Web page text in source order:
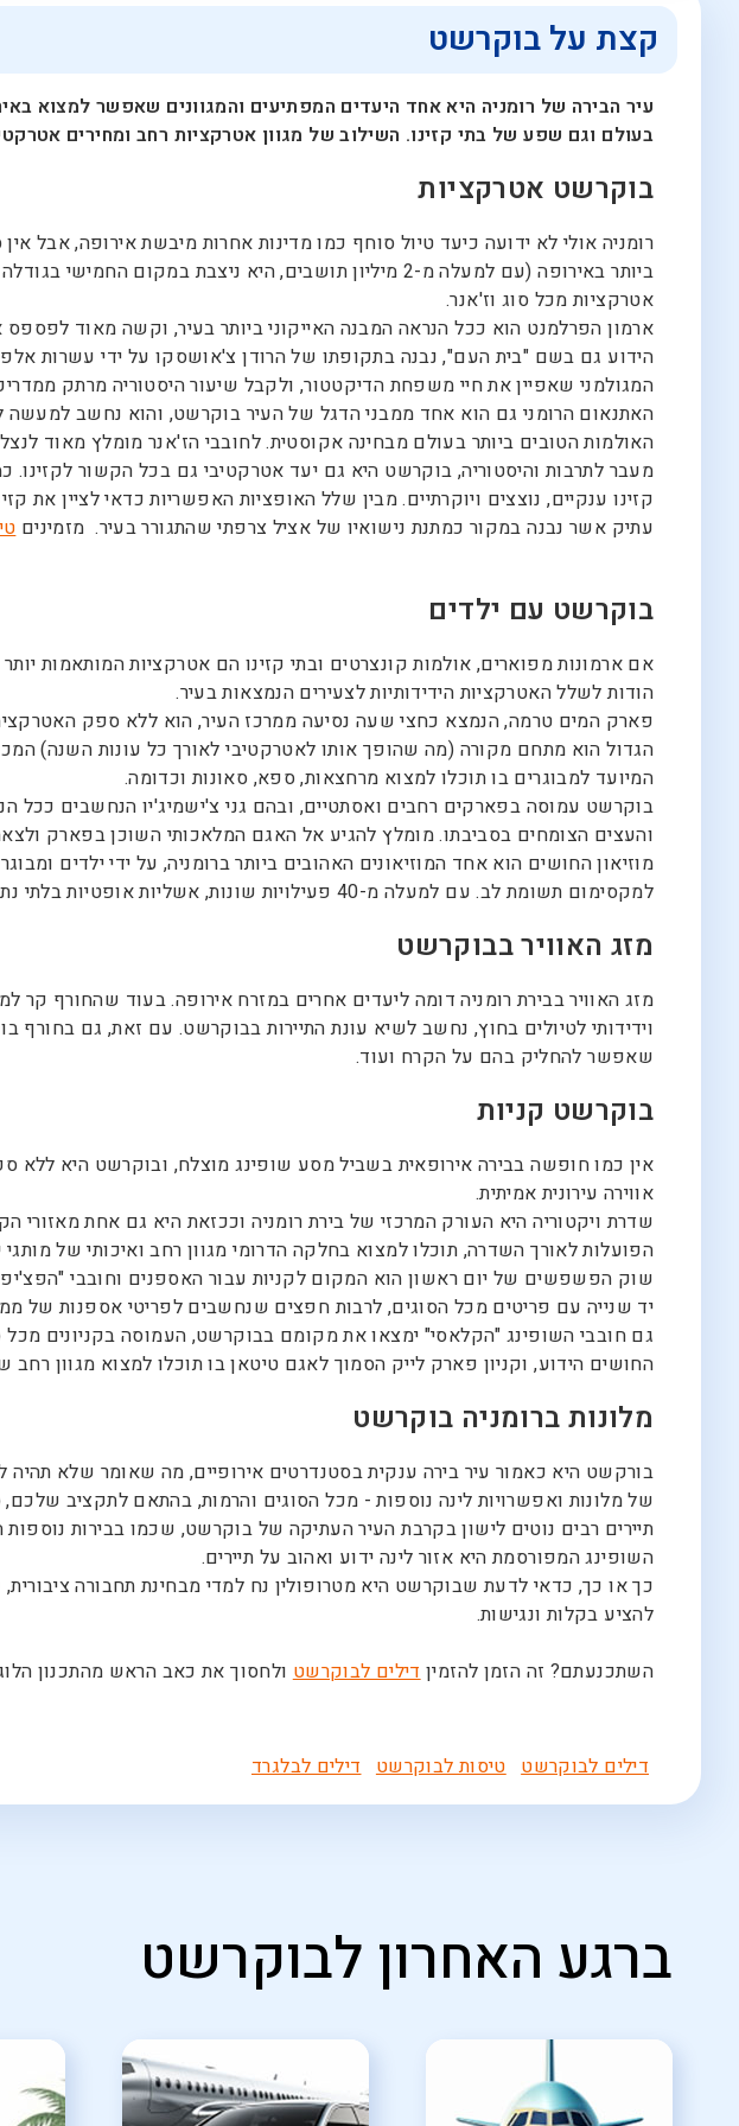
קצת על בוקרשט
עיר הבירה של רומניה היא אחד היעדים המפתיעים והמגוונים שאפשר למצוא
בעולם וגם שפע של בתי קזינו. השילוב של מגוון אטרקציות רחב ומחירים
בוקרשט אטרקציות
רומניה אולי לא ידועה כיעד טיול סוחף כמו מדינות אחרות מיבשת אירופה, אבל
ביותר באירופה (עם למעלה מ-2 מיליון תושבים, היא ניצבת
אטרקציות מכל סוג וז'אנר.
ארמון הפרלמנט הוא ככל הנראה המבנה האייקוני ביותר בעיר, וקשה מאוד
הידוע גם בשם "בית העם", נבנה בתקופתו של הרודן צ'אושסקו על ידי עשרות
המגולמני שאפיין את חיי משפחת הדיקטטור, ולקבל שיעור היסטוריה מרתק
האתנאום הרומני גם הוא אחד ממבני הדגל של העיר בוקרשט, והוא נחשב
האולמות הטובים ביותר בעולם מבחינה אקוסטית. לחובבי הז'אנר מומלץ מאוד
קזינו ענקיים, נוצצים ויוקרתיים. מבין שלל האופציות האפשריות כדאי לציין את
עתיק אשר נבנה במקור כמתנת נישואיו של אציל צרפתי שהתגורר בעיר. מזמינים
בוקרשט עם ילדים
אם ארמונות מפוארים, אולמות קונצרטים ובתי קזינו הם אטרקציות המותאמות
הודות לשלל האטרקציות הידידותיות לצעירים הנמצאות בעיר.
פארק המים טרמה, הנמצא כחצי שעה נסיעה ממרכז העיר, הוא ללא ספק
המיועד למבוגרים בו תוכלו למצוא מרחצאות, ספא, סאונות וכדומה.
בוקרשט עמוסה בפארקים רחבים ואסתטיים, ובהם גני צ'ישמיג'יו הנחשבים
והעצים הצומחים בסביבתו. מומלץ להגיע אל האגם המלאכותי השוכן בפארק
מוזיאון החושים הוא אחד המוזיאונים האהובים ביותר ברומניה, על ידי ילדים
למקסימום תשומת לב. עם למעלה מ-40 פעילויות שונות, אשליות אופטיות בלתי נתפסות ומיטה אחת עם 1,200 מסמרים, הביקור במוזיאון הוא חוויה בלתי נשכחת.
מזג האוויר בבוקרשט
מזג האוויר בבירת רומניה דומה ליעדים אחרים במזרח אירופה. בעוד שהחורף קר
וידידותי לטיולים בחוץ, נחשב לשיא עונת התיירות בבוקרשט. עם זאת, גם
שאפשר להחליק בהם על הקרח ועוד.
בוקרשט קניות
אין כמו חופשה בבירה אירופאית בשביל מסע שופינג מוצלח, ובוקרשט היא ללא
אווירה עירונית אמיתית.
שדרת ויקטוריה היא העורק המרכזי של בירת רומניה וככזאת היא גם אחת
הפועלות לאורך השדרה, תוכלו למצוא בחלקה הדרומי מגוון רחב ואיכותי של מותגי
שוק הפשפשים של יום ראשון הוא המקום לקניות עבור האספנים וחובבי
יד שנייה עם פריטים מכל הסוגים, לרבות חפצים שנחשבים לפריטי אספנות של
גם חובבי השופינג "הקלאסי" ימצאו את מקומם בבוקרשט, העמוסה בקניונים מכל
החושים הידוע, וקניון פארק לייק הסמוך לאגם טיטאן בו תוכלו למצוא מגוון
מלונות ברומניה בוקרשט
בורקשט היא כאמור עיר בירה ענקית בסטנדרטים אירופיים, מה שאומר שלא
של מלונות ואפשרויות לינה נוספות - מכל הסוגים והרמות, בהתאם לתקציב
תיירים רבים נוטים לישון בקרבת העיר העתיקה של בוקרשט, שכמו בבירות
השופינג המפורסמת היא אזור לינה ידוע ואהוב על תיירים.
כך או כך, כדאי לדעת שבוקרשט היא מטרופולין נח למדי מבחינת תחבורה
להציע בקלות ונגישות.
השתכנעתם? זה הזמן להזמיןדילים לבוקרשטולחסוך את כאב הראש מהתכנון
דילים לבוקרשט טיסות לבוקרשט דילים לבלגרד
ברגע האחרון לבוקרשט